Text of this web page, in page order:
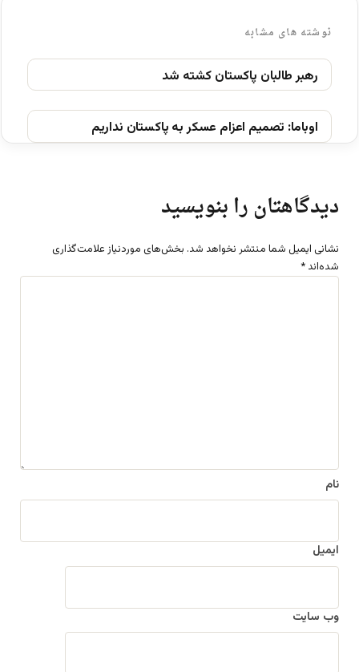
نوشته های مشابه
رهبر طالبان پاكستان کشته شد
اوباما: تصميم اعزام عسکر به پاكستان نداريم
دیدگاهتان را بنویسید
نشانی ایمیل شما منتشر نخواهد شد. بخش‌های موردنیاز علامت‌گذاری
شده‌اند *
نام
ایمیل
وب‌ سایت